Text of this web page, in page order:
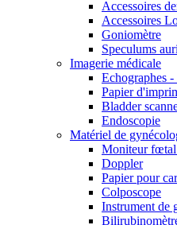
Accessoires
Accessoires
Goniomètre
Speculums
Imagerie médicale
Echographes
Papier
Bladder
Endoscopie
Matériel de
Moniteur fœtal
Doppler
Papier pour
Colposcope
Instrument de